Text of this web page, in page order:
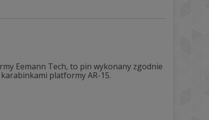
Eemann Tech, to pin wykonany zgodnie
platformy AR-15.